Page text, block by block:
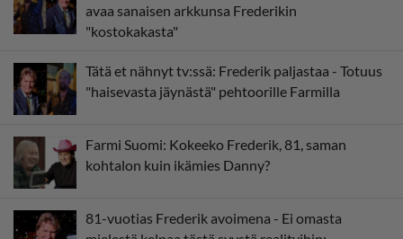
avaa sanaisen arkkunsa Frederikin
"kostokakasta"
Tätä et nähnyt tv:ssä: Frederik paljastaa - Totuus
"haisevasta jäynästä" pehtoorille Farmilla
Farmi Suomi: Kokeeko Frederik, 81, saman
kohtalon kuin ikämies Danny?
81-vuotias Frederik avoimena - Ei omasta